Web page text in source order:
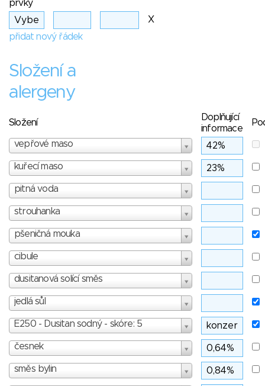
prvky
X
přidat nový řádek
Složení a
alergeny
Složení
Doplňující
informace
vepřové maso
kuřecí maso
pitná voda
strouhanka
pšeničná mouka
cibule
dusitanová solící směs
jedlá sůl
E250 - Dusitan sodný - skóre: 5
česnek
směs bylin